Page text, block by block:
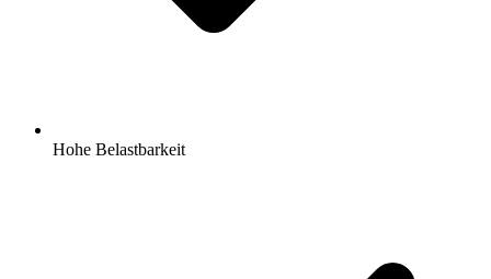
Hohe Belastbarkeit